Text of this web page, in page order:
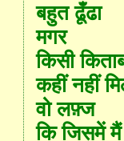
बहुत ढूँढा
मगर
किसी
कहीं नहीं
वो लफ़्ज
कि जिसमें मैं